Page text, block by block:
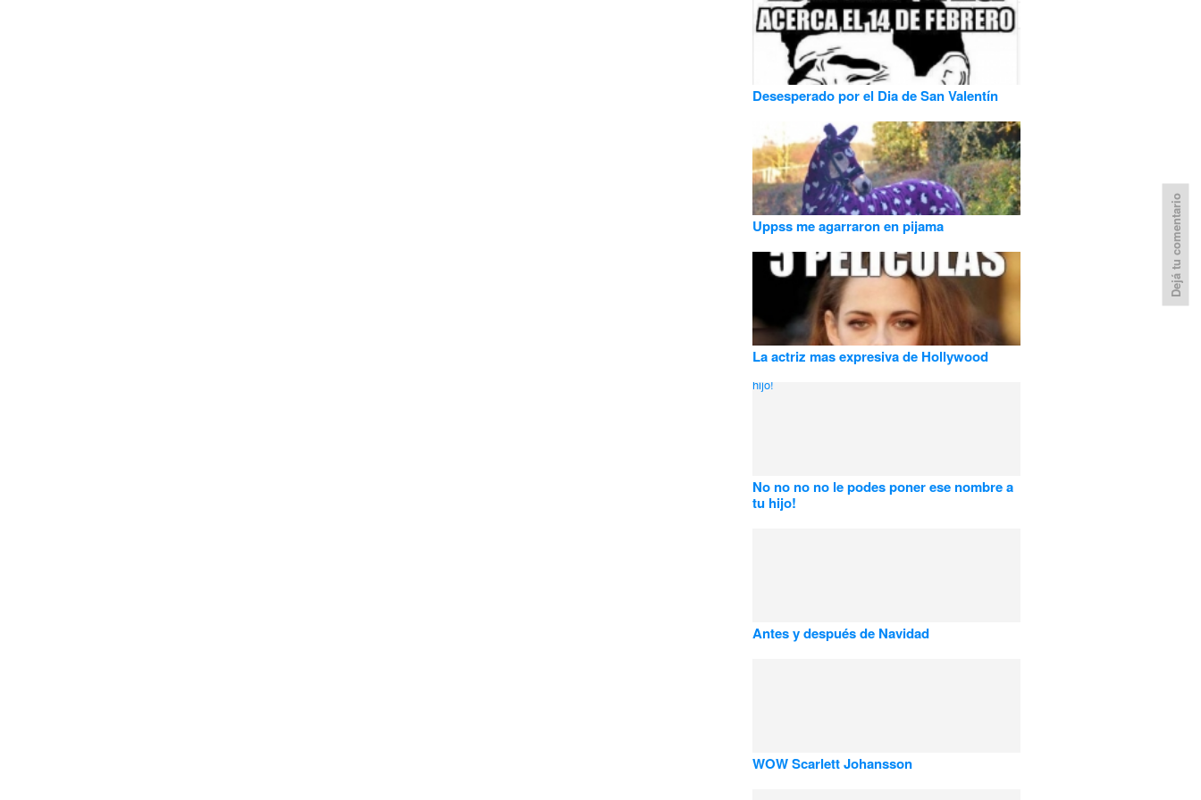
Desesperado por el Dia de San Valentín
Uppss me agarraron en pijama
La actriz mas expresiva de Hollywood
No no no no le podes poner ese nombre a
tu hijo!
Antes y después de Navidad
WOW Scarlett Johansson
Dejá tu comentario